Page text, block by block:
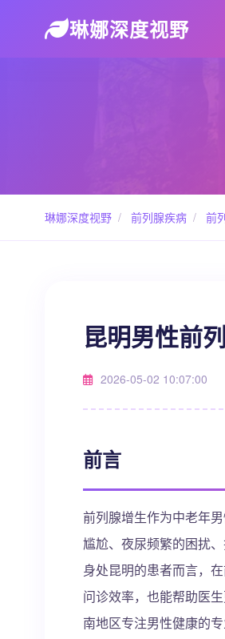
琳娜深度视野
琳娜深度视野 / 前列腺疾病 / 前
昆明男性前
2026-05-02 10:07:00
前言
前列腺增生作为中老年
尴尬、夜尿频繁的困扰
身处昆明的患者而言，
问诊效率，也能帮助医
南地区专注男性健康的